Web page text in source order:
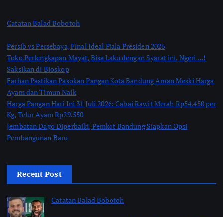
Catatan Balad Bobotoh
Persib vs Persebaya, Final Ideal Piala Presiden 2026
Toko Perlengkapan Mayat, Bisa Laku dengan Syarat ini, Ngeri …!
Saksikan di Bioskop
Farhan Pastikan Pasokan Pangan Kota Bandung Aman Meski Harga
Ayam dan Timun Naik
Harga Pangan Hari Ini 31 Juli 2026: Cabai Rawit Merah Rp54.450 per
Kg, Telur Ayam Rp29.550
Jembatan Dago Diperbaiki, Pemkot Bandung Siapkan Opsi
Pembangunan Baru
Recent Post
Catatan Balad Bobotoh